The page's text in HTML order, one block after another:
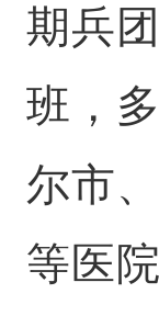
期兵
班，
尔市
等医